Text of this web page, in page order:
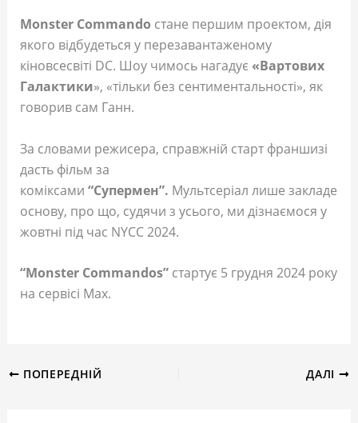
Monster Commando стане першим проектом, дія
якого відбудеться у перезавантаженому
кіновсесвіті DC. Шоу чимось нагадує «Вартових
Галактики», «тільки без сентиментальності», як
говорив сам Ганн.
За словами режисера, справжній старт франшизі
дасть фільм за
коміксами “Супермен”. Мультсеріал лише закладе
основу, про що, судячи з усього, ми дізнаємося у
жовтні під час NYCC 2024.
“Monster Commandos”стартує 5 грудня 2024 року
на сервісі Max.
ПОПЕРЕДНІЙ ДАЛІ